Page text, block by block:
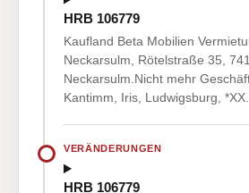
HRB 106779
Kaufland Beta Mobilien
Neckarsulm, Rötelstraße 35,
Neckarsulm.Nicht mehr
Kantimm, Iris, Ludwigsburg,
VERÄNDERUNGEN
HRB 106779